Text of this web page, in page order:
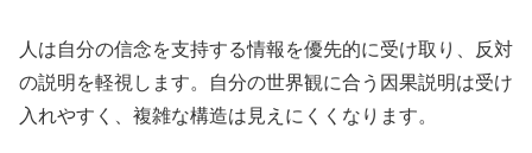
人は自分の信念を支持する情報を優先的に受け取り、反対
の説明を軽視します。自分の世界観に合う因果説明は受け
入れやすく、複雑な構造は見えにくくなります。